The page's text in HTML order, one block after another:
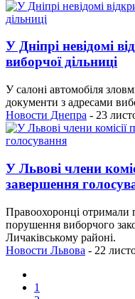
У Дніпрі невідомі
виборчої дільниці
У салоні автомобіля
документи з адресами
Новости Днепра - 23
У Львові члени
завершення
Правоохоронці
порушення виборчого
Личаківському районі.
Новости Львова - 22
1